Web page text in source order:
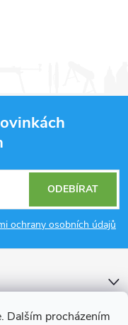
Dalším procházením
ochrany osobních údajů
ODEBÍRAT